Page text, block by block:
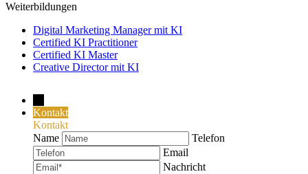
Weiterbildungen
Digital Marketing Manager mit KI
Certified KI Practitioner
Certified KI Master
Creative Director mit KI
Kontakt
Kontakt
Name
Telefon
Email
Nachricht